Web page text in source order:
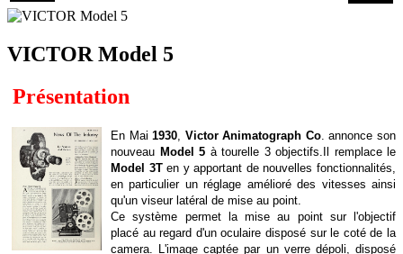
VICTOR Model 5
Présentation
En Mai1930 Victor Animatograph Co. annonce son
nouveau Model 5 à tourelle 3 objectifs.Il remplace le
Model 3Ten y apportant de nouvelles fonctionnalités,
en particulier un réglage amélioré des vitesses ainsi
qu'un viseur latéral de mise au point.
Ce système permet la mise au point sur l'objectif
placé au regard d'un oculaire disposé sur le coté de la
camera. L'image captée par un verre dépoli, disposé